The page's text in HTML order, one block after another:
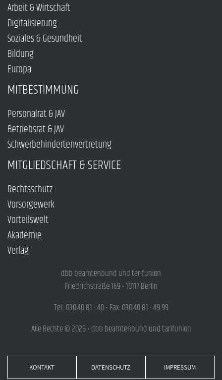
Arbeit & Wirtschaft
Digitalisierung
Soziales & Gesundheit
Bildung
Europa
MITBESTIMMUNG
Personalrat & JAV
Betriebsrat & JAV
Schwerbehindertenvertretung
MITGLIEDSCHAFT & SERVICE
Rechtsschutz
Vorsorgewerk
Vorteilswelt
Akademie
Verlag
dbb beamtenbund und tarifunion
Friedrichstraße 169 • 10117 Berlin
Tel.: 030.40 81 - 40 • Fax: 030.40 81 - 49 99
Alle Rechte © 2026 • dbb beamtenbund und tarifunion
KONTAKT DATENSCHUTZ IMPRESSUM